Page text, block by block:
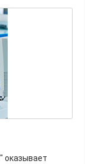
оказывает